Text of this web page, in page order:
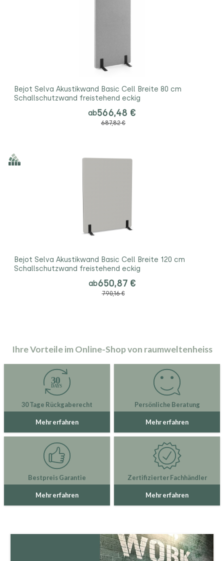
Bejot Selva Akustikwand Basic Cell Breite 80 cm
Schallschutzwand freistehend eckig
ab566,48 €
687,82 €
Bejot Selva Akustikwand Basic Cell Breite 120 cm
Schallschutzwand freistehend eckig
ab650,87 €
790,16 €
Ihre Vorteile im Online-Shop von raumweltenheiss
30 Tage Rückgaberecht
Mehr erfahren
Persönliche Beratung
Mehr erfahren
Bestpreis Garantie
Mehr erfahren
Zertifizierter Fachhändler
Mehr erfahren